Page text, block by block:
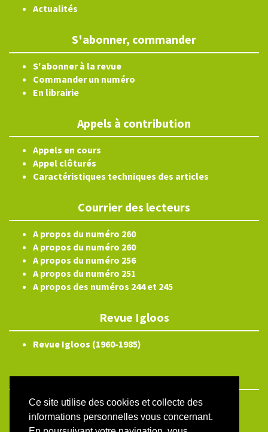
Ce site utilise des cookies et collecte des
informations personnelles vous concernant.
Actualités
S'abonner, commander
S'abonner à la revue
Commander un numéro
En librairie
Appels à contribution
Appels en cours
Appel clôturés
Caractéristiques techniques des articles
Courrier des lecteurs
A propos du numéro 260
A propos du numéro 260
A propos du numéro 256
A propos du numéro 251
A propos des numéros 244 et 245
Revue Igloos
Revue Igloos (1960-1985)
ISSN électronique 2804-3359
Plan du site